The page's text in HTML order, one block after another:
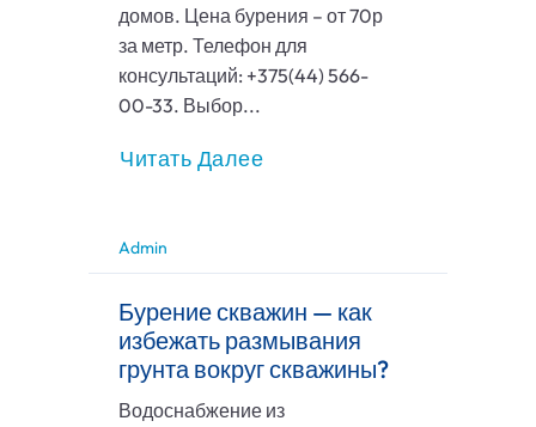
домов. Цена бурения – от 70р
за метр. Телефон для
консультаций: +375(44) 566-
00-33. Выбор...
Читать Далее
Admin
Бурение скважин — как
избежать размывания
грунта вокруг скважины?
Водоснабжение из